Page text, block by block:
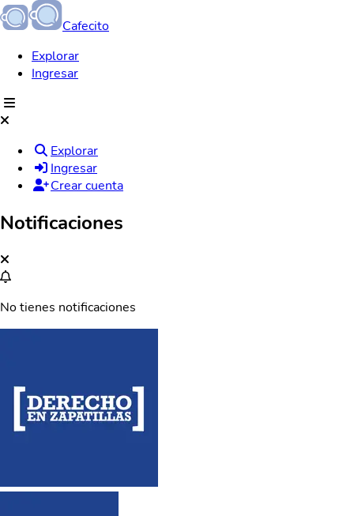
Cafecito
Explorar
Ingresar
Explorar
Ingresar
Crear cuenta
Notificaciones
No tienes notificaciones